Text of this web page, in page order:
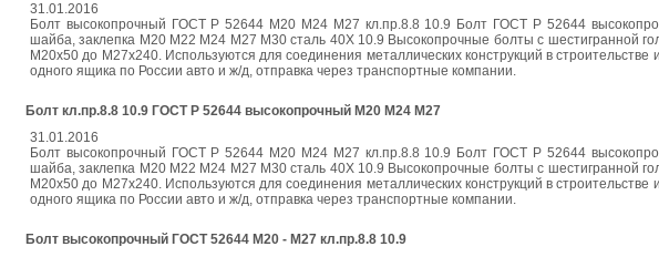
31.01.2016
Болт высокопрочный ГОСТ Р 52644 М20 М24 М27 кл.пр.8.8 10.9 Болт ГОСТ Р 52644
шайба, заклепка М20 М22 М24 М27 М30 сталь 40Х 10.9 Высокопрочные болты с шестигранной
М20х50 до М27х240. Используются для соединения металлических конструкций в
одного ящика по России авто и ж/д, отправка через транспортные компании.
Болт кл.пр.8.8 10.9 ГОСТ Р 52644 высокопрочный М20 М24 М27
31.01.2016
Болт высокопрочный ГОСТ Р 52644 М20 М24 М27 кл.пр.8.8 10.9 Болт ГОСТ Р 52644
шайба, заклепка М20 М22 М24 М27 М30 сталь 40Х 10.9 Высокопрочные болты с шестигранной
М20х50 до М27х240. Используются для соединения металлических конструкций в
одного ящика по России авто и ж/д, отправка через транспортные компании.
Болт высокопрочный ГОСТ 52644 М20 - М27 кл.пр.8.8 10.9